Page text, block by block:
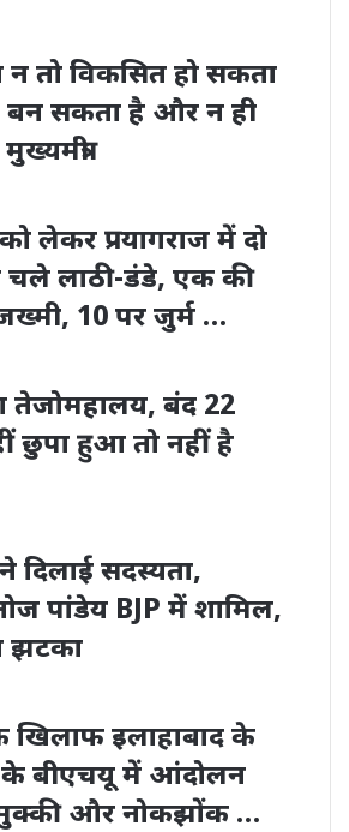
न तो विकसित हो सकता
सकता है और न ही
लेकर प्रयागराज में दो
चले लाठी-डंडे, एक की
10 पर जुर्म …
तेजोमहालय, बंद 22
छुपा हुआ तो नहीं है
दिलाई सदस्यता,
पांडेय BJP में शामिल,
झटका
खिलाफ इलाहाबाद के
के बीएचयू में आंदोलन
और नोकझोंक …